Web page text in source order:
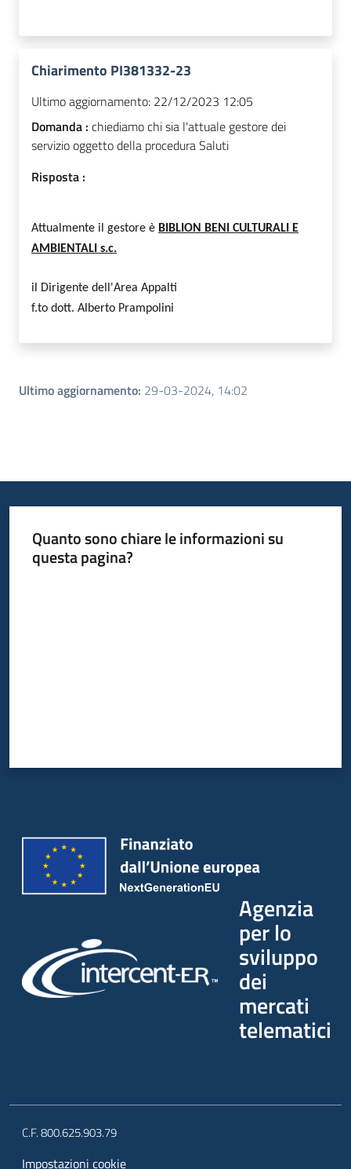
Chiarimento PI381332-23
Ultimo aggiornamento: 22/12/2023 12:05
Domanda : chiediamo chi sia l'attuale gestore dei
servizio oggetto della procedura Saluti
Risposta :
Attualmente il gestore è BIBLION BENI CULTURALI E
AMBIENTALI s.c.
il Dirigente dell'Area Appalti
f.to dott. Alberto Prampolini
Ultimo aggiornamento: 29-03-2024, 14:02
Quanto sono chiare le informazioni su
questa pagina?
Agenzia
per lo
sviluppo
dei
mercati
telematici
C.F. 800.625.903.79
Impostazioni cookie